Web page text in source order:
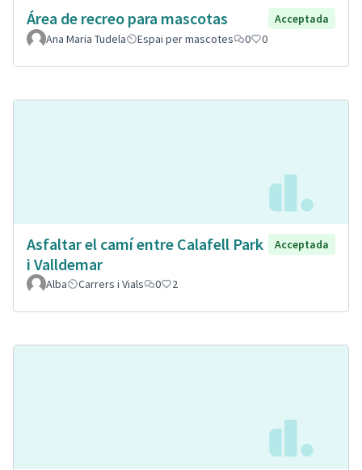
Área de recreo para mascotas
Acceptada
Ana Maria Tudela
Espai per mascotes 0 0
Asfaltar el camí entre Calafell Park
i Valldemar
Acceptada
Alba Carrers i Vials 0 2